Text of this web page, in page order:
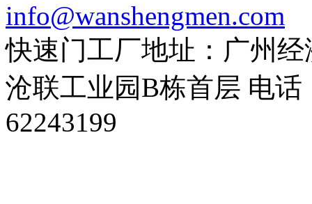
info@wanshengmen.com
快速门工厂地址：广州
沧联工业园B栋首层 电话
62243199